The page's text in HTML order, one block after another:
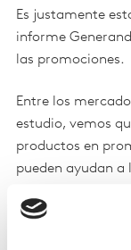
Es justamente
informe
las promociones.
Entre los
estudio, vemos
productos en
pueden ayudan a
impacto a largo